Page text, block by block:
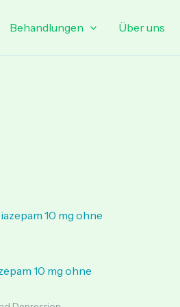
Behandlungen Über uns
10 mg ohne
Price
range: